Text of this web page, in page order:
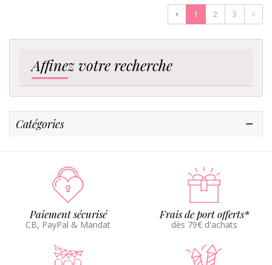
Affinez votre recherche
Catégories
Précédent
1 2 3
Paiement sécurisé
CB, PayPal & Mandat
Frais de port offerts*
dès 79€ d'achats